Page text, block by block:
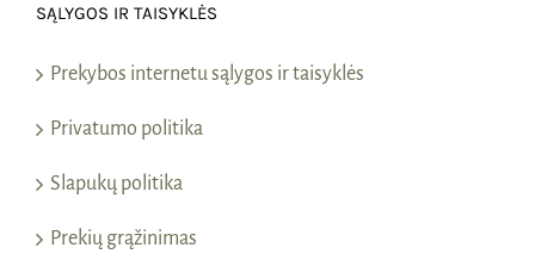
SĄLYGOS IR TAISYKLĖS
Prekybos internetu sąlygos ir taisyklės
Privatumo politika
Slapukų politika
Prekių grąžinimas